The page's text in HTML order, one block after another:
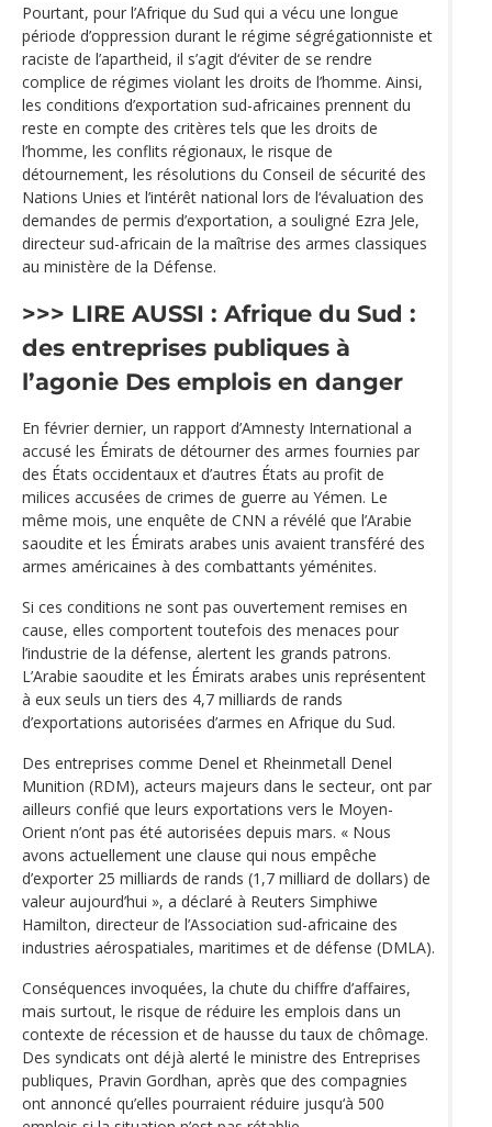
Pourtant, pour l’Afrique du Sud qui a vécu une longue
période d’oppression durant le régime ségrégationniste et
raciste de l’apartheid, il s’agit d‘éviter de se rendre
complice de régimes violant les droits de l’homme. Ainsi,
les conditions d’exportation sud-africaines prennent du
reste en compte des critères tels que les droits de
l’homme, les conflits régionaux, le risque de
détournement, les résolutions du Conseil de sécurité des
Nations Unies et l’intérêt national lors de l‘évaluation des
demandes de permis d’exportation, a souligné Ezra Jele,
directeur sud-africain de la maîtrise des armes classiques
au ministère de la Défense.
>>> LIRE AUSSI : Afrique du Sud :
des entreprises publiques à
l’agonie Des emplois en danger
En février dernier, un rapport d’Amnesty International a
accusé les Émirats de détourner des armes fournies par
des États occidentaux et d’autres États au profit de
milices accusées de crimes de guerre au Yémen. Le
même mois, une enquête de CNN a révélé que l’Arabie
saoudite et les Émirats arabes unis avaient transféré des
armes américaines à des combattants yéménites.
Si ces conditions ne sont pas ouvertement remises en
cause, elles comportent toutefois des menaces pour
l’industrie de la défense, alertent les grands patrons.
L’Arabie saoudite et les Émirats arabes unis représentent
à eux seuls un tiers des 4,7 milliards de rands
d’exportations autorisées d’armes en Afrique du Sud.
Des entreprises comme Denel et Rheinmetall Denel
Munition (RDM), acteurs majeurs dans le secteur, ont par
ailleurs confié que leurs exportations vers le Moyen-
Orient n’ont pas été autorisées depuis mars. « Nous
avons actuellement une clause qui nous empêche
d’exporter 25 milliards de rands (1,7 milliard de dollars) de
valeur aujourd’hui », a déclaré à Reuters Simphiwe
Hamilton, directeur de l’Association sud-africaine des
industries aérospatiales, maritimes et de défense (DMLA).
Conséquences invoquées, la chute du chiffre d’affaires,
mais surtout, le risque de réduire les emplois dans un
contexte de récession et de hausse du taux de chômage.
Des syndicats ont déjà alerté le ministre des Entreprises
publiques, Pravin Gordhan, après que des compagnies
ont annoncé qu’elles pourraient réduire jusqu‘à 500